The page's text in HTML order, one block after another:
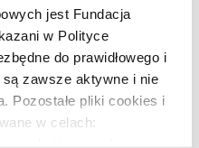
jest Fundacja
w Polityce
do prawidłowego i
są zawsze aktywne i nie
Pozostałe pliki cookies i
w celach: